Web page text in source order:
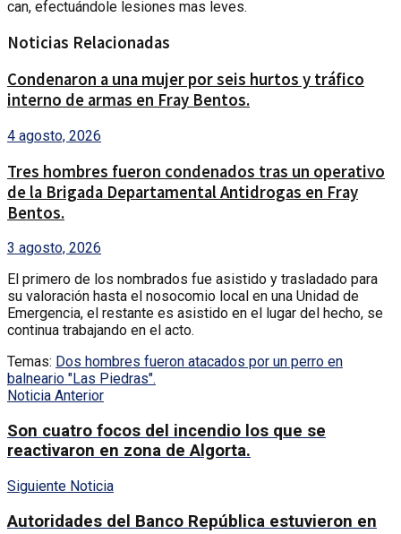
can, efectuándole lesiones mas leves.
Noticias Relacionadas
Condenaron a una mujer por seis hurtos y tráfico
interno de armas en Fray Bentos.
4 agosto, 2026
Tres hombres fueron condenados tras un operativo
de la Brigada Departamental Antidrogas en Fray
Bentos.
3 agosto, 2026
El primero de los nombrados fue asistido y trasladado para
su valoración hasta el nosocomio local en una Unidad de
Emergencia, el restante es asistido en el lugar del hecho, se
continua trabajando en el acto.
Temas: Dos hombres fueron atacados por un perro en
balneario "Las Piedras".
Noticia Anterior
Son cuatro focos del incendio los que se
reactivaron en zona de Algorta.
Siguiente Noticia
Autoridades del Banco República estuvieron en